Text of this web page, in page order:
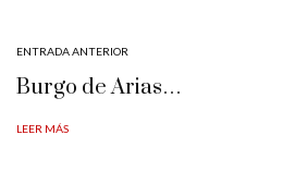
ENTRADA ANTERIOR
Burgo de Arias…
LEER MÁS